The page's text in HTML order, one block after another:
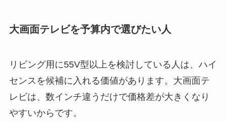
大画面テレビを予算内で選びたい人
リビング用に55V型以上を検討している人は、ハイ
センスを候補に入れる価値があります。大画面テ
レビは、数インチ違うだけで価格差が大きくなり
やすいからです。